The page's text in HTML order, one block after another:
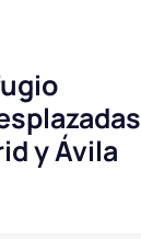
y Ávila